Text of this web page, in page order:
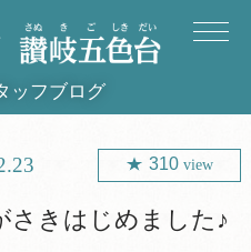
ッフブログ
310 view
さきはじめました♪